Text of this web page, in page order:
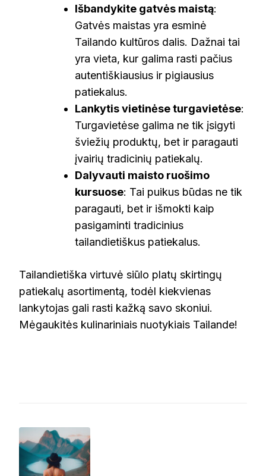
Išbandykite gatvės maistą:
Gatvės maistas yra esminė
Tailando kultūros dalis. Dažnai tai
yra vieta, kur galima rasti pačius
autentiškiausius ir pigiausius
patiekalus.
Lankytis vietinėse turgavietėse:
Turgavietėse galima ne tik įsigyti
šviežių produktų, bet ir paragauti
įvairių tradicinių patiekalų.
Dalyvauti maisto ruošimo
kursuose: Tai puikus būdas ne tik
paragauti, bet ir išmokti kaip
pasigaminti tradicinius
tailandietiškus patiekalus.
Tailandietiška virtuvė siūlo platų skirtingų
patiekalų asortimentą, todėl kiekvienas
lankytojas gali rasti kažką savo skoniui.
Mėgaukitės kulinariniais nuotykiais Tailande!